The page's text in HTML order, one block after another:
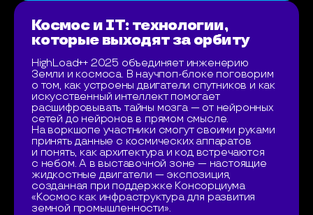
Космос и IT: технологии,
которые выходят за орбиту
HighLoad++ 2025 объединяет инженерию
Земли и космоса. В научпоп-блоке поговорим
о том, как устроены двигатели спутников и как
искусственный интеллект помогает
расшифровывать тайны мозга — от нейронных
сетей до нейронов в прямом смысле.
На воркшопе участники смогут своими руками
принять данные с космических аппаратов
и понять, как архитектура и код встречаются
с небом. А в выставочной зоне — настоящие
жидкостные двигатели — экспозиция,
созданная при поддержке Консорциума
«Космос как инфраструктура для развития
земной промышленности».